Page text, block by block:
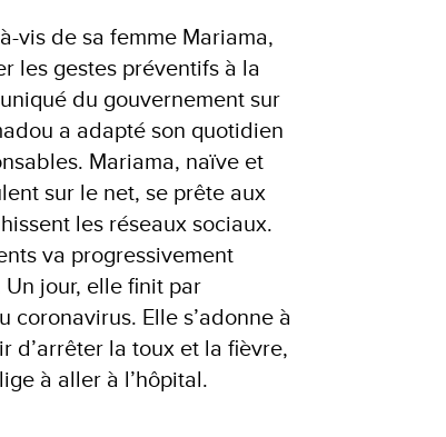
vis de sa femme Mariama,
les gestes préventifs à la
du gouvernement sur
a adapté son quotidien
Mariama, naïve et
sur le net, se prête aux
les réseaux sociaux.
va progressivement
jour, elle finit par
Elle s’adonne à
d’arrêter la toux et la fièvre,
à aller à l’hôpital.